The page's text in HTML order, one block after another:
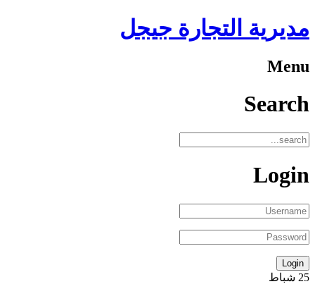
مديرية التجارة جيجل
Menu
Search
Login
25 شباط